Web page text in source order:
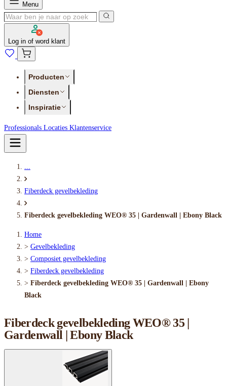
Menu
Log in of word klant
Producten
Diensten
Inspiratie
Professionals Locaties Klantenservice
...
Fiberdeck gevelbekleding
Fiberdeck gevelbekleding WEO® 35 | Gardenwall | Ebony Black
Home
> Gevelbekleding
> Composiet gevelbekleding
> Fiberdeck gevelbekleding
> Fiberdeck gevelbekleding WEO® 35 | Gardenwall | Ebony
Black
Fiberdeck gevelbekleding WEO® 35 |
Gardenwall | Ebony Black